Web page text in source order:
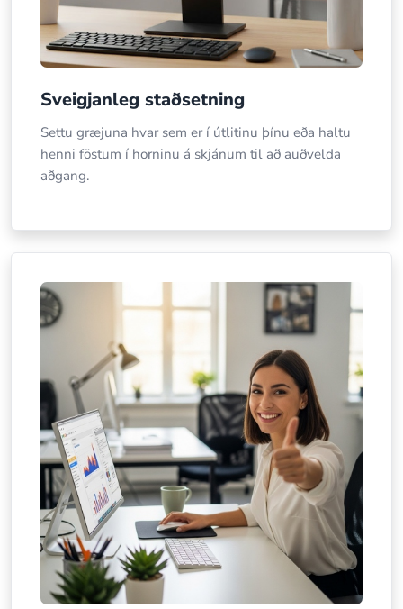
Sveigjanleg staðsetning
Settu græjuna hvar sem er í útlitinu þínu eða haltu
henni föstum í horninu á skjánum til að auðvelda
aðgang.